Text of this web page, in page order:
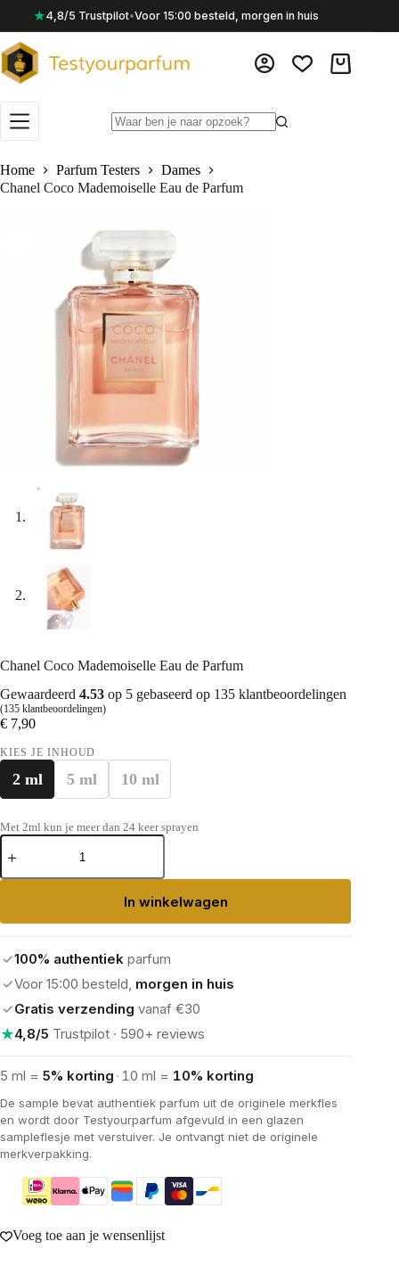
inhoud
★4,8/5 Trustpilot•Voor 15:00 besteld, morgen in huis
Home
Parfum Testers
Dames
Chanel Coco Mademoiselle Eau de Parfum
Chanel Coco Mademoiselle Eau de Parfum
Gewaardeerd 4.53 op 5 gebaseerd op 135 klantbeoordelingen
(135 klantbeoordelingen)
€ 7,90
KIES JE INHOUD
2 ml 5 ml 10 ml
Met 2ml kun je meer dan 24 keer sprayen
Chanel
Coco
Eau
In winkelwagen
✓100% authentiek parfum
✓Voor 15:00 besteld, morgen in huis
✓Gratis verzending vanaf €30
★4,8/5 Trustpilot · 590+ reviews
5 ml = 5% korting · 10 ml = 10% korting
De sample bevat authentiek parfum uit de originele merkfles
en wordt door Testyourparfum afgevuld in een glazen
sampleflesje met verstuiver. Je ontvangt niet de originele
merkverpakking.
Voeg toe aan je wensenlijst